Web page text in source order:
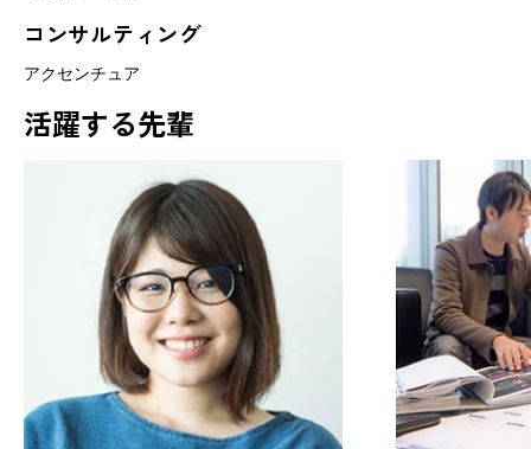
コンサルティング
アクセンチュア
活躍する先輩